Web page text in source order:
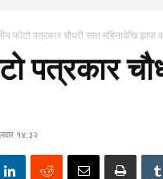
फोटो पत्रकार चौधरी सात महिनादेखि झापा
पत्रकार
१४:३२